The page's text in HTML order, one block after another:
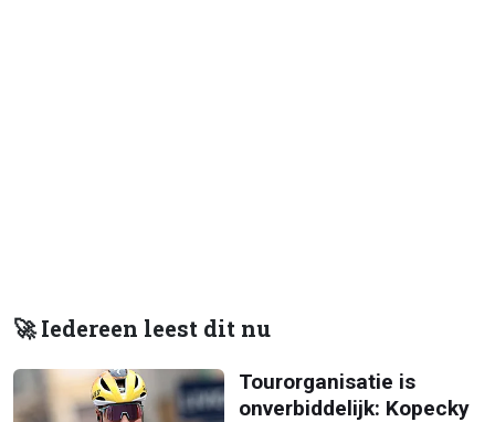
🚀 Iedereen leest dit nu
Tourorganisatie is
onverbiddelijk: Kopecky